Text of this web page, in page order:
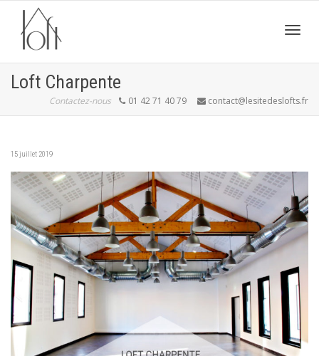
Loft Charpente
Contactez-nous 01 42 71 40 79 contact@lesitedeslofts.fr
15 juillet 2019